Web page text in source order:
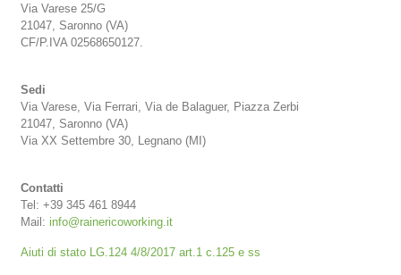
Contatti
Tel: +39 345 461 8944
Mail: info@rainericoworking.it
Aiuti di stato LG.124 4/8/2017 art.1 c.125 e ss
Sedi
Via Varese, Via Ferrari, Via de Balaguer, Piazza Zerbi
21047, Saronno (VA)
Via XX Settembre 30, Legnano (MI)
Via Varese 25/G
21047, Saronno (VA)
CF/P.IVA 02568650127.